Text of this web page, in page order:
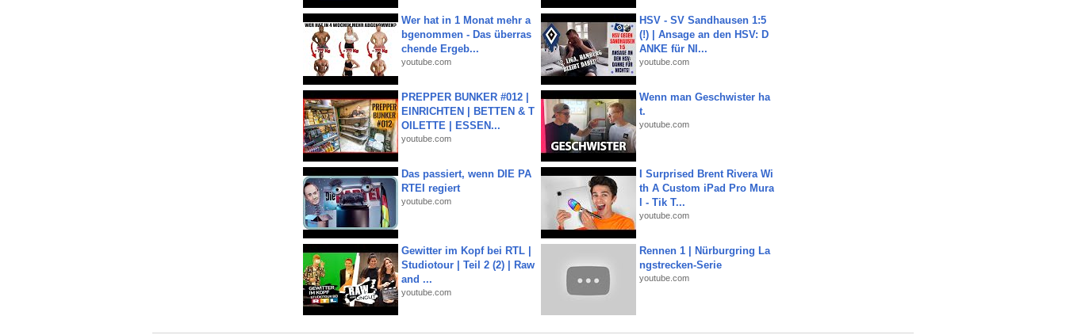
Wer hat in 1 Monat mehr a
bgenommen - Das überras
chende Ergeb...
youtube.com
HSV - SV Sandhausen 1:5
(!) | Ansage an den HSV: D
ANKE für NI...
youtube.com
PREPPER BUNKER #012 |
EINRICHTEN | BETTEN & T
OILETTE | ESSEN...
youtube.com
Wenn man Geschwister ha
t.
youtube.com
Das passiert, wenn DIE PA
RTEI regiert
youtube.com
I Surprised Brent Rivera Wi
th A Custom iPad Pro Mura
l - Tik T...
youtube.com
Gewitter im Kopf bei RTL |
Studiotour | Teil 2 (2) | Raw
and ...
youtube.com
Rennen 1 | Nürburgring La
ngstrecken-Serie
youtube.com